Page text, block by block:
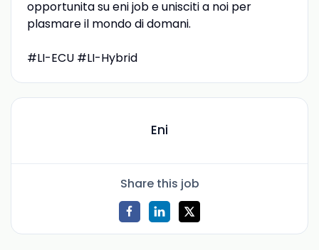
opportunita su eni job e unisciti a noi per
plasmare il mondo di domani.
#LI-ECU #LI-Hybrid
Eni
Share this job